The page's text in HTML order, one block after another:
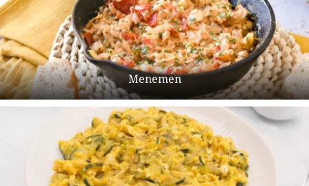
Menemen